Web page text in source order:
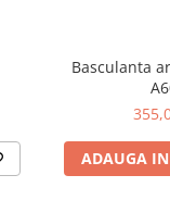
Basculanta
ADAUGA IN